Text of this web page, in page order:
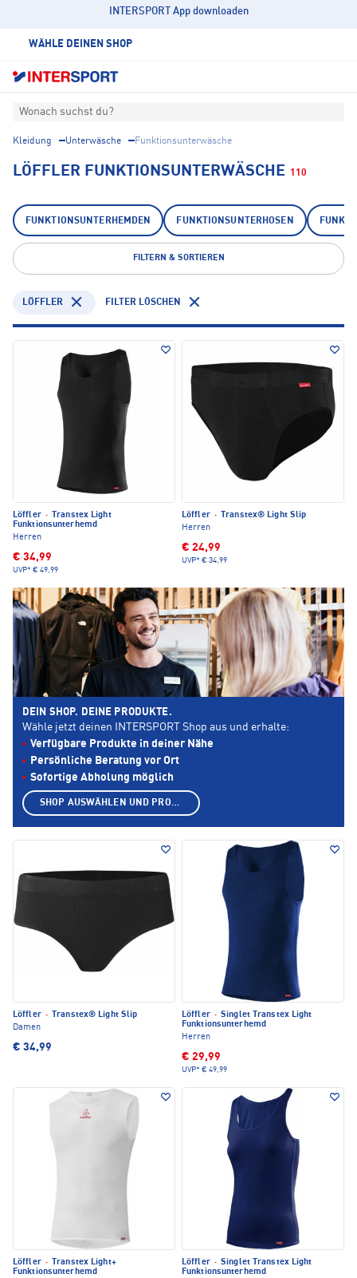
INTERSPORT App downloaden
WÄHLE DEINEN SHOP
Wonach suchst du?
Kleidung Unterwäsche Funktionsunterwäsche
LÖFFLER FUNKTIONSUNTERWÄSCHE 110
FUNKTIONSUNTERHEMDEN FUNKTIONSUNTERHOSEN
FILTERN & SORTIEREN
LÖFFLER FILTER LÖSCHEN
Löffler ·
Transtex Light
Funktionsunterhemd
Herren
€ 34,99
UVP* € 49,99
Löffler ·
Transtex® Light Slip
Herren
€ 24,99
UVP* € 34,99
Löffler ·
Transtex® Light Slip
Damen
€ 34,99
Löffler · Singlet Transtex Light
Funktionsunterhemd
Herren
€ 29,99
UVP* € 49,99
Löffler ·
Transtex Light+
Funktionsunterhemd
Löffler · Singlet Transtex Light
Funktionsunterhemd
DEIN SHOP. DEINE PRODUKTE.
Wähle jetzt deinen INTERSPORT Shop aus und erhalte:
Verfügbare Produkte in deiner Nähe
Persönliche Beratung vor Ort
Sofortige Abholung möglich
SHOP AUSWÄHLEN UND PRODUKTE ANZEIGEN